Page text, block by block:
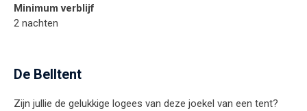
Minimum verblijf
2 nachten
De Belltent
Zijn jullie de gelukkige logees van deze joekel van een tent?